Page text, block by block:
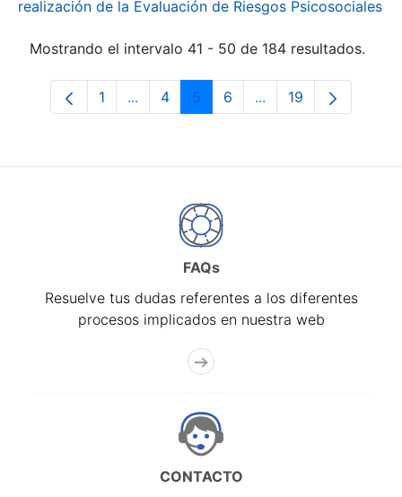
realización de la Evaluación de Riesgos Psicosociales
Mostrando el intervalo 41 - 50 de 184 resultados.
Página
1 ...Páginas intermedias Use TAB para
Página
4 Página
5 Página
6 ...Páginas intermedias
Página
19
FAQs
Resuelve tus dudas referentes a los diferentes
procesos implicados en nuestra web
CONTACTO